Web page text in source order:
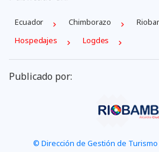
Ecuador Chimborazo
Hospedajes
Logdes
Publicado por:
© Dirección de Gestión de Turismo